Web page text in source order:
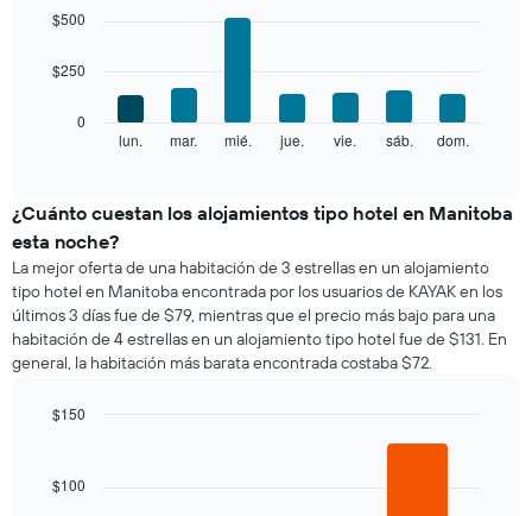
gráfico
eje
El
gráfico
muestra
1
eje
Y
que
indica
precio
una
chart
with
bars.
el
precio
promedio
de
una
habitación
por
cada
de
El
gráfico
graphic.
lun. mar. mié. jue. vie. sáb. dom.
0
$250
$500
¿Cuánto cuestan los alojamientos tipo hotel en Manitoba
esta noche?
La mejor oferta de una habitación de 3 estrellas en un alojamiento
tipo hotel en Manitoba encontrada por los usuarios de KAYAK en los
últimos 3 días fue de $79, mientras que el precio más bajo para una
habitación de 4 estrellas en un alojamiento tipo hotel fue de $131. En
general, la habitación más barata encontrada costaba $72.
with
$100
$150